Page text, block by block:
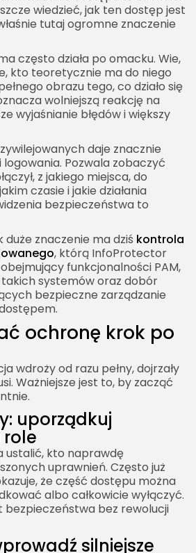
wiedzieć, jak ten dostęp jest
tutaj ogromne znaczenie
często działa po omacku. Wie,
kto teoretycznie ma do niego
obrazu tego, co działo się
wolniejszą reakcję na
wyjaśnianie błędów i większy
daje znacznie
Pozwala zobaczyć
z jakiego miejsca, do
czasie i jakie działania
bezpieczeństwa to
duże znaczenie ma dziś kontrola
, którą InfoProtector
funkcjonalności PAM,
systemów oraz dobór
bezpieczne zarządzanie
ochronę krok po
wdroży od razu pełny, dojrzały
Ważniejsze jest to, by zacząć
uporządkuj
role
ustalić, kto naprawdę
uprawnień. Często już
że część dostępu można
albo całkowicie wyłączyć.
bezpieczeństwa bez rewolucji
silniejsze